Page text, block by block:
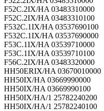
F52C.2IX/HA 03483310000
F52C.2IX/HA 03483310100
F532C.1IX/HA 03537690100
F532C.1IX/HA 03537690000
F53C.1IX/HA 03539710000
F53C.1IX/HA 03539710100
F56C.2IX/HA 03483320000
HH50ERIX/HA 03670010000
HH50IX/HA 03669990000
HH50IX/HA 03669990100
HH50IX/HA/1 25782240200
HH50IX/HA/1 25782240100